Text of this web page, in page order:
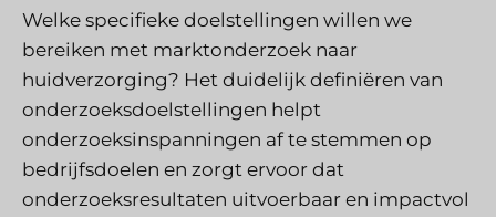
Welke specifieke doelstellingen willen we
bereiken met marktonderzoek naar
huidverzorging? Het duidelijk definiëren van
onderzoeksdoelstellingen helpt
onderzoeksinspanningen af te stemmen op
bedrijfsdoelen en zorgt ervoor dat
onderzoeksresultaten uitvoerbaar en impactvol